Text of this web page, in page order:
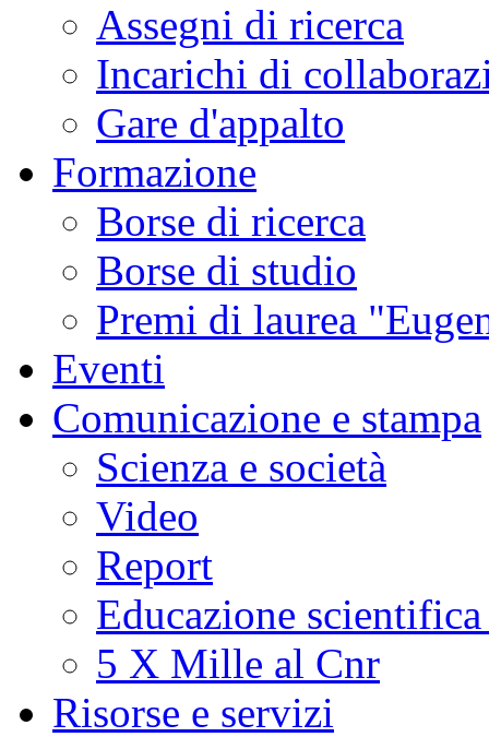
Assegni di ricerca
Incarichi di
Gare d'appalto
Formazione
Borse di ricerca
Borse di studio
Premi di laurea
Eventi
Comunicazione e stampa
Scienza e società
Video
Report
Educazione
5 X Mille al Cnr
Risorse e servizi